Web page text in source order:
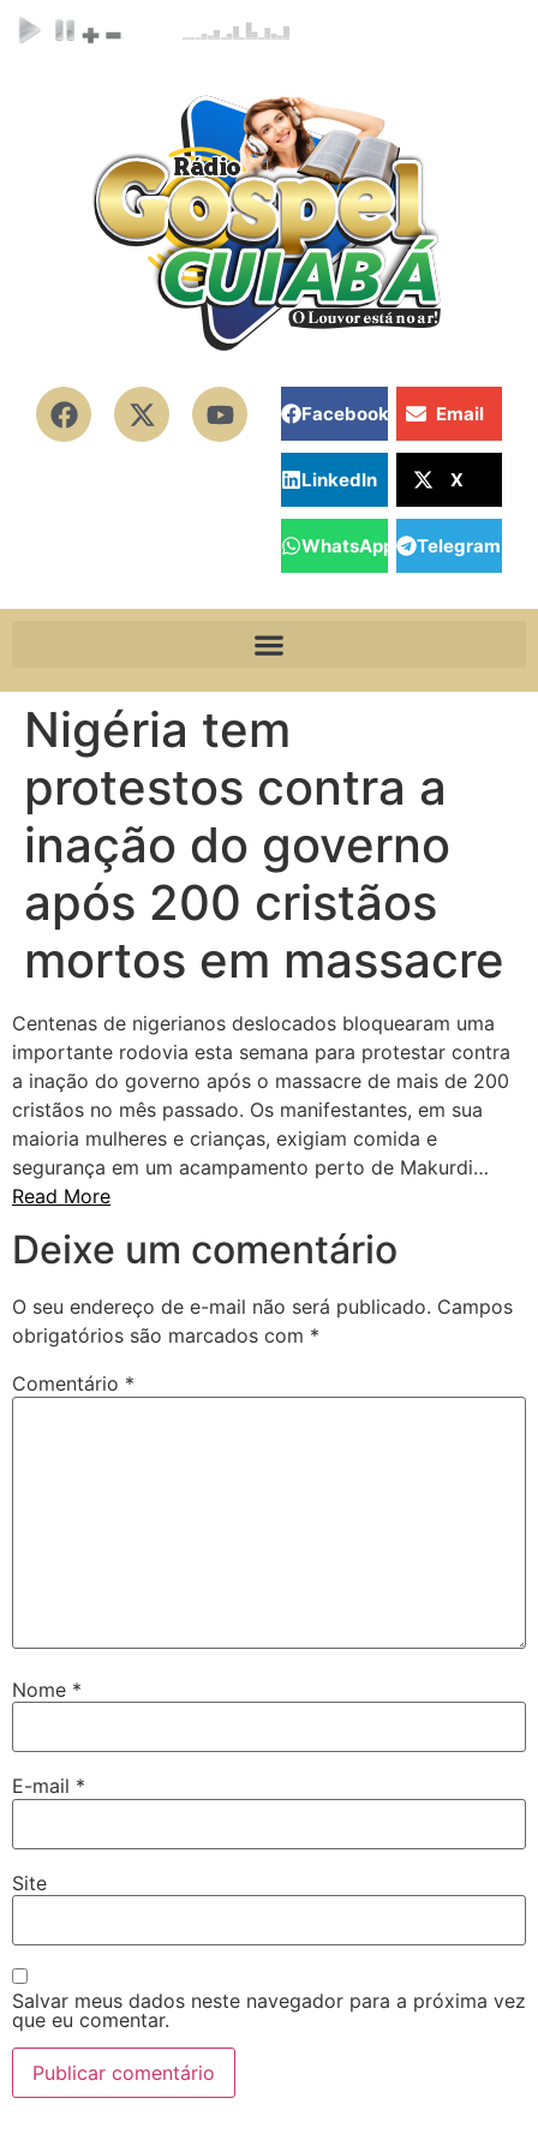
Facebook Email
LinkedIn X
WhatsApp Telegram
Nigéria tem
protestos contra a
inação do governo
após 200 cristãos
mortos em massacre
Centenas de nigerianos deslocados bloquearam uma
importante rodovia esta semana para protestar contra
a inação do governo após o massacre de mais de 200
cristãos no mês passado. Os manifestantes, em sua
maioria mulheres e crianças, exigiam comida e
segurança em um acampamento perto de Makurdi…
Read More
Deixe um comentário
O seu endereço de e-mail não será publicado. Campos
obrigatórios são marcados com *
Comentário *
Nome *
E-mail *
Site
Salvar meus dados neste navegador para a próxima vez
que eu comentar.